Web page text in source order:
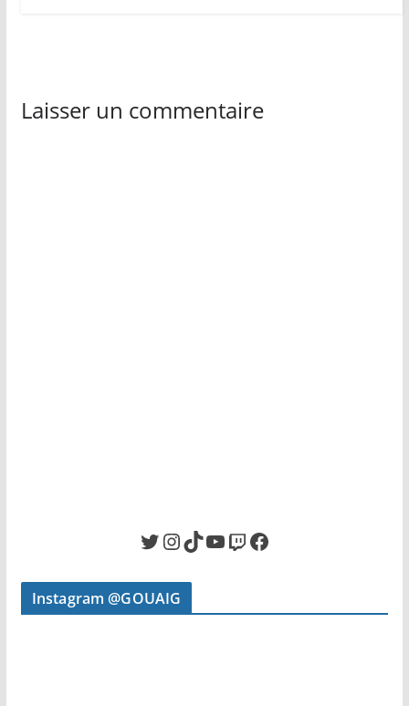
Laisser un commentaire
Twitter InstagramTikTok YouTube Twitch Facebook
Instagram @GOUAIG